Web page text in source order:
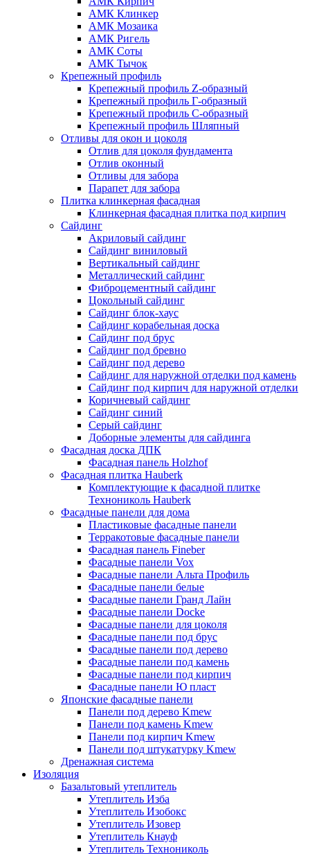
АМК Клинкер
АМК Мозаика
АМК Ригель
АМК Соты
АМК Тычок
Крепежный профиль
Крепежный профиль Z-образный
Крепежный профиль Г-образный
Крепежный профиль С-образный
Крепежный профиль Шляпный
Отливы для окон и цоколя
Отлив для цоколя фундамента
Отлив оконный
Отливы для забора
Парапет для забора
Плитка клинкерная фасадная
Клинкерная фасадная плитка под кирпич
Сайдинг
Акриловый сайдинг
Сайдинг виниловый
Вертикальный сайдинг
Металлический сайдинг
Фиброцементный сайдинг
Цокольный сайдинг
Сайдинг блок-хаус
Сайдинг корабельная доска
Сайдинг под брус
Сайдинг под бревно
Сайдинг под дерево
Сайдинг для наружной отделки под камень
Сайдинг под кирпич для наружной отделки
Коричневый сайдинг
Сайдинг синий
Серый сайдинг
Доборные элементы для сайдинга
Фасадная доска ДПК
Фасадная панель Holzhof
Фасадная плитка Hauberk
Комплектующие к фасадной плитке
Технониколь Hauberk
Фасадные панели для дома
Пластиковые фасадные панели
Терракотовые фасадные панели
Фасадная панель Fineber
Фасадные панели Vox
Фасадные панели Альта Профиль
Фасадные панели белые
Фасадные панели Гранд Лайн
Фасадные панели Docke
Фасадные панели для цоколя
Фасадные панели под брус
Фасадные панели под дерево
Фасадные панели под камень
Фасадные панели под кирпич
Фасадные панели Ю пласт
Японские фасадные панели
Панели под дерево Kmew
Панели под камень Kmew
Панели под кирпич Kmew
Панели под штукатурку Kmew
Дренажная система
Изоляция
Базальтовый утеплитель
Утеплитель Изба
Утеплитель Изобокс
Утеплитель Изовер
Утеплитель Кнауф
Утеплитель Технониколь